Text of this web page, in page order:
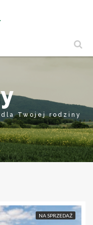
Twojej rodziny
NA SPRZEDAŻ